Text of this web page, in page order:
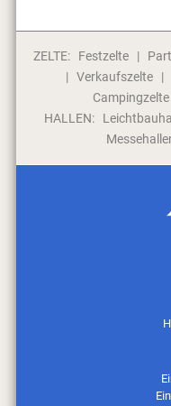
ZELTE: Festzelte |
| Verkaufszelte |
Campingzelte
HALLEN: